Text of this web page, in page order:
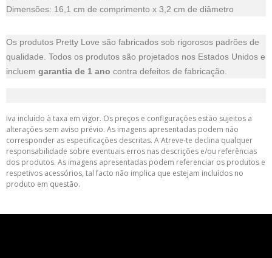
Dimensões: 16,1 cm de comprimento x 3,2 cm de diâmetro
Os produtos Pretty Love são fabricados sob rigorosos padrões de
qualidade. Todos os produtos são projetados nos Estados Unidos e
incluem garantia de 1 ano contra defeitos de fabricação.
Iva incluído à taxa em vigor. Os preços e configurações estão sujeitos a
alterações sem aviso prévio. As imagens apresentadas podem não
corresponder as especificações descritas. A Atreve-te declina qualquer
responsabilidade sobre eventuais erros nas descrições e/ou referências
dos produtos. As imagens apresentadas podem referenciar os produtos e
respetivos acessórios, tal facto não implica que estejam incluídos no
produto em questão.